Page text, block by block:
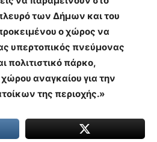
των Δήμων και του
ο χώρος να
υπερτοπικός πνεύμονας
πολιτιστικό πάρκο,
αναγκαίου για την
της περιοχής.»